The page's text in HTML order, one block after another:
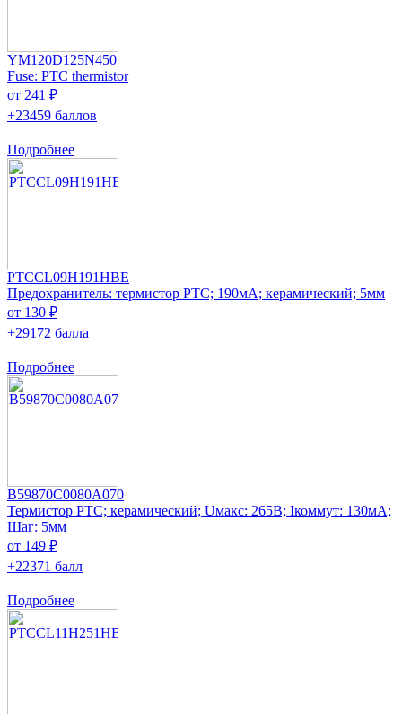
YM120D125N450
Fuse: PTC thermistor
от 241 ₽
+23459 баллов
Подробнее
PTCCL09H191HBE
Предохранитель: термистор РТС; 190мА; керамический; 5мм
от 130 ₽
+29172 балла
Подробнее
B59870C0080A070
Термистор PTC; керамический; Uмакс: 265В; Iкоммут: 130мА;
Шаг: 5мм
от 149 ₽
+22371 балл
Подробнее